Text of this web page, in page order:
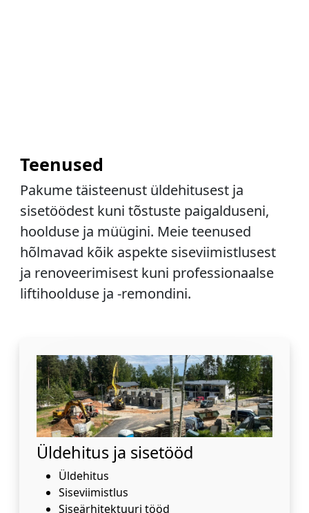
Teenused
Pakume täisteenust üldehitusest ja
sisetöödest kuni tõstuste paigalduseni,
hoolduse ja müügini. Meie teenused
hõlmavad kõik aspekte siseviimistlusest
ja renoveerimisest kuni professionaalse
liftihoolduse ja -remondini.
Üldehitus ja sisetööd
Üldehitus
Siseviimistlus
Siseärhitektuuri tööd